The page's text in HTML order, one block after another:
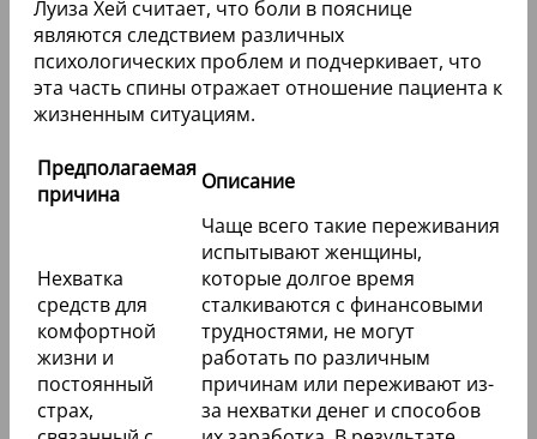
Луиза Хей считает, что боли в пояснице
являются следствием различных
психологических проблем и подчеркивает, что
эта часть спины отражает отношение пациента к
жизненным ситуациям.
Предполагаемая
причина
Описание
Нехватка
средств для
комфортной
жизни и
постоянный
страх,
Чаще всего такие переживания
испытывают женщины,
которые долгое время
сталкиваются с финансовыми
трудностями, не могут
работать по различным
причинам или переживают из-
за нехватки денег и способов